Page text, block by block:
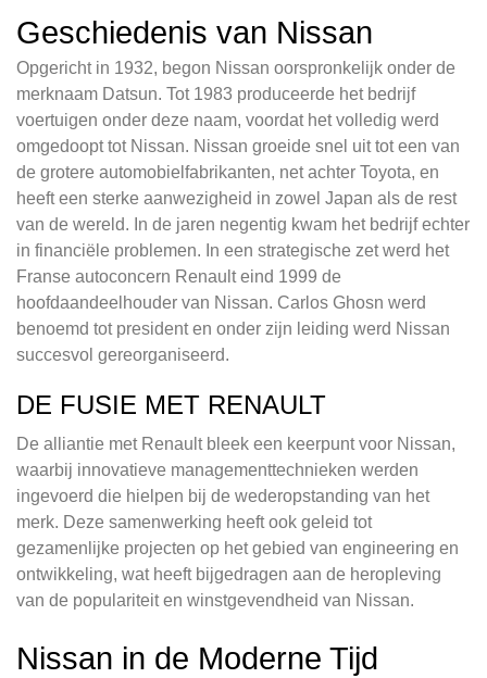
Geschiedenis van Nissan
Opgericht in 1932, begon Nissan oorspronkelijk onder de
merknaam Datsun. Tot 1983 produceerde het bedrijf
voertuigen onder deze naam, voordat het volledig werd
omgedoopt tot Nissan. Nissan groeide snel uit tot een van
de grotere automobielfabrikanten, net achter Toyota, en
heeft een sterke aanwezigheid in zowel Japan als de rest
van de wereld. In de jaren negentig kwam het bedrijf echter
in financiële problemen. In een strategische zet werd het
Franse autoconcern Renault eind 1999 de
hoofdaandeelhouder van Nissan. Carlos Ghosn werd
benoemd tot president en onder zijn leiding werd Nissan
succesvol gereorganiseerd.
DE FUSIE MET RENAULT
De alliantie met Renault bleek een keerpunt voor Nissan,
waarbij innovatieve managementtechnieken werden
ingevoerd die hielpen bij de wederopstanding van het
merk. Deze samenwerking heeft ook geleid tot
gezamenlijke projecten op het gebied van engineering en
ontwikkeling, wat heeft bijgedragen aan de heropleving
van de populariteit en winstgevendheid van Nissan.
Nissan in de Moderne Tijd